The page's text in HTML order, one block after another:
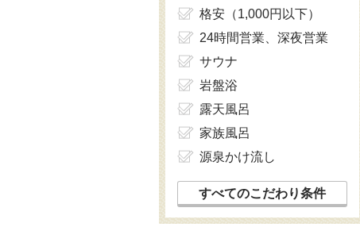
格安（1,000円以下）
24時間営業、深夜営業
サウナ
岩盤浴
露天風呂
家族風呂
源泉かけ流し
すべてのこだわり条件